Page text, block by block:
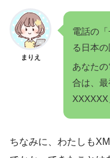
まりえ
電話の
る日本の
あなた
合は、
XXXXXX
ちなみに、わたしも